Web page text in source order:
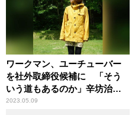
ワークマン、ユーチューバー
を社外取締役候補に 「そう
いう道もあるのか」辛坊治郎
が自身の将来性に期待？
2023.05.09